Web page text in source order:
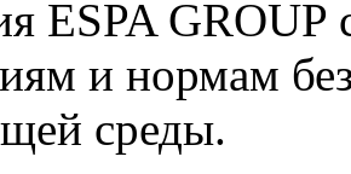
ESPA GROUP
и нормам
среды.